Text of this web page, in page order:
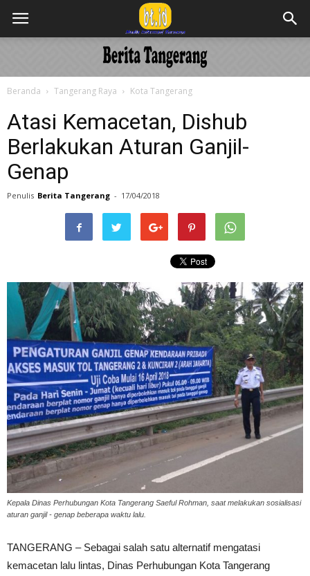
Beranda Tangerang Raya Kota Tangerang
Atasi Kemacetan, Dishub
Berlakukan Aturan Ganjil-
Genap
Penulis Berita Tangerang - 17/04/2018
Kepala Dinas Perhubungan Kota Tangerang Saeful Rohman, saat melakukan sosialisasi
aturan ganjil - genap beberapa waktu lalu.
TANGERANG – Sebagai salah satu alternatif mengatasi
kemacetan lalu lintas, Dinas Perhubungan Kota Tangerang